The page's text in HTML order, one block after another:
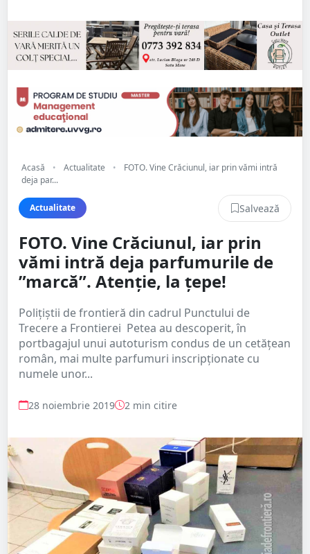
Acasă • Actualitate •
FOTO. Vine Crăciunul, iar prin vămi intră
deja par...
Actualitate Salvează
FOTO. Vine Crăciunul, iar prin
vămi intră deja parfumurile de
”marcă”. Atenție, la țepe!
Poliţiştii de frontieră din cadrul Punctului de
Trecere a Frontierei Petea au descoperit, în
portbagajul unui autoturism condus de un cetăţean
român, mai multe parfumuri inscripţionate cu
numele unor...
28 noiembrie 2019 2 min citire